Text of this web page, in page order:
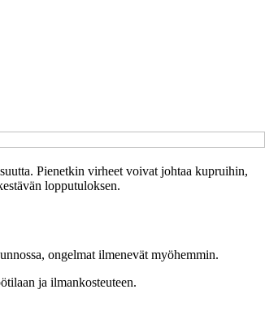
Pienetkin virheet voivat johtaa kupruihin,
lopputuloksen.
ongelmat ilmenevät myöhemmin.
ja ilmankosteuteen.